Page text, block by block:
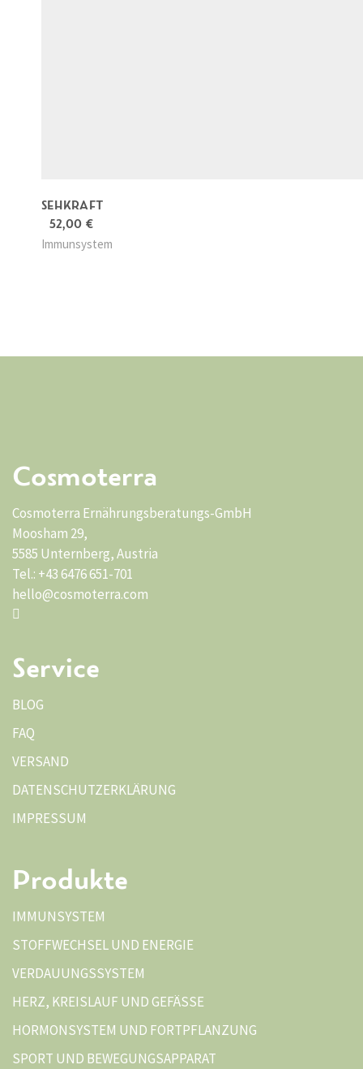
SEHKRAFT
52,00 €
Immunsystem
Cosmoterra
Cosmoterra Ernährungsberatungs-GmbH
Moosham 29,
5585 Unternberg, Austria
Tel.: +43 6476 651-701
hello@cosmoterra.com
Service
BLOG
FAQ
VERSAND
DATENSCHUTZERKLÄRUNG
IMPRESSUM
Produkte
IMMUNSYSTEM
STOFFWECHSEL UND ENERGIE
VERDAUUNGSSYSTEM
HERZ, KREISLAUF UND GEFÄSSE
HORMONSYSTEM UND FORTPFLANZUNG
SPORT UND BEWEGUNGSAPPARAT